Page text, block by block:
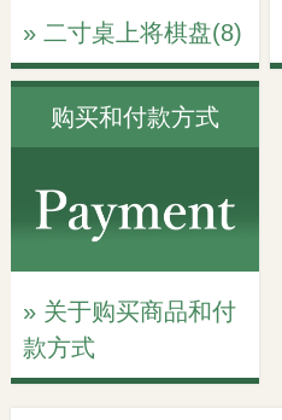
» 二寸桌上将棋盘(8)
购买和付款方式
» 关于购买商品和付
款方式